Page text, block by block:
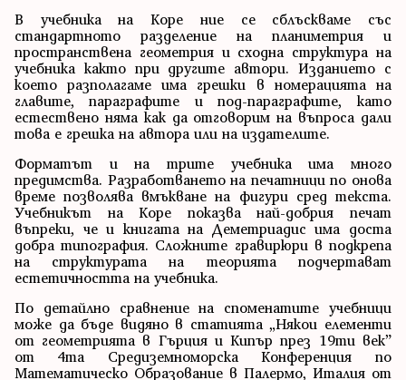
В учебника на Коре ние се сблъскваме със
стандартното разделение на планиметрия и
пространствена геометрия и сходна структура на
учебника както при другите автори. Изданието с
което разполагаме има грешки в номерацията на
главите, параграфите и под-параграфите, като
естествено няма как да отговорим на въпроса дали
това е грешка на автора или на издателите.
Форматът и на трите учебника има много
предимства. Разработването на печатници по онова
време позволява вмъкване на фигури сред текста.
Учебникът на Коре показва най-добрия печат
въпреки, че и книгата на Деметриадис има доста
добра типография. Сложните гравирюри в подкрепа
на структурата на теорията подчертават
естетичността на учебника.
По детайлно сравнение на споменатите учебници
може да бъде видяно в статията „Някои елементи
от геометрията в Гърция и Кипър през 19ти век”
от 4та Средиземноморска Конференция по
Математическо Образование в Палермо, Италия от